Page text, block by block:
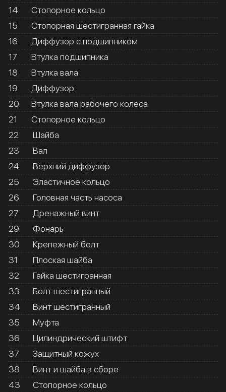
14
Стопорное кольцо
15
Стопорная шестигранная гайка
16
Диффузор с подшипником
17
Втулка подшипника
18
Втулка вала
19
Диффузор
20
Втулка вала рабочего колеса
21
Стопорное кольцо
22
Шайба
23
Вал
24
Верхний диффузор
25
Эластичное кольцо
26
Головная часть насоса
27
Дренажный винт
29
Фонарь
30
Крепежный болт
31
Плоская шайба
32
Гайка шестигранная
33
Болт шестигранный
34
Винт шестигранный
35
Муфта
36
Цилиндрический штифт
37
Защитный кожух
38
Винт и шайба в сборе
43
Стопорное кольцо